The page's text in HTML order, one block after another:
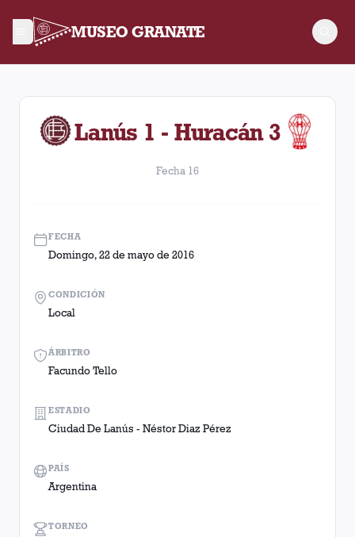
MUSEO GRANATE
Fecha 16. Partido entre Lanús y Huracán disputado el
Lanús 1 - Huracán 3
Fecha 16
FECHA
Domingo, 22 de mayo de 2016
ÁRBITRO
Facundo Tello
TORNEO
CONDICIÓN
Local
ESTADIO
Ciudad De Lanús - Néstor Diaz Pérez
PAÍS
Argentina